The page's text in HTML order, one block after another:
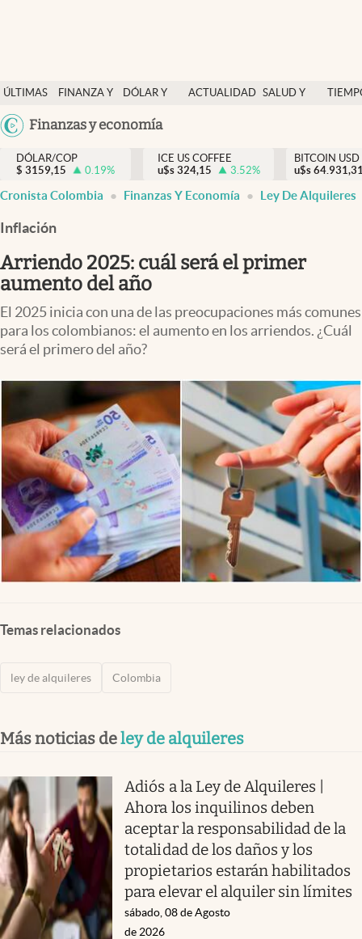
ÚLTIMAS
NOTICIAS
FINANZA Y
DÓLAR Y
ACTUALIDAD SALUD Y
México
USA
Finanzas y economía
Salud y nutrición
Vida espiritual
Actualidad
Colombia
DÓLAR/COP
$ 3159,15 0.19%
ICE US COFFEE
u$s 324,15 3.52%
BITCOIN USD
u$s
Cronista Colombia Finanzas Y Economía Ley De Alquileres
Inflación
Arriendo 2025: cuál será el primer
aumento del año
El 2025 inicia con una de las preocupaciones más comunes
para los colombianos: el aumento en los arriendos. ¿Cuál
será el primero del año?
Temas relacionados
ley de alquileres Colombia
Más noticias deley de alquileres
Adiós a la Ley de Alquileres |
Ahora los inquilinos deben
aceptar la responsabilidad de la
totalidad de los daños y los
propietarios estarán habilitados
para elevar el alquiler sin límites
sábado, 08 de Agosto
de 2026